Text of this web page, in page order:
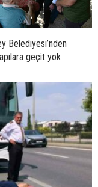
Belediyesi’nden
geçit yok